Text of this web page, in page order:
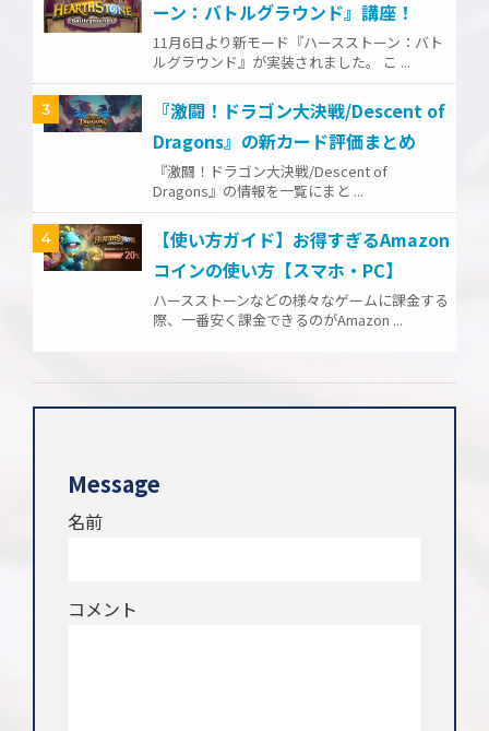
ーン：バトルグラウンド』講座！
11月6日より新モード『ハースストーン：バト
ルグラウンド』が実装されました。 こ ...
3
『激闘！ドラゴン大決戦/Descent of
Dragons』の新カード評価まとめ
『激闘！ドラゴン大決戦/Descent of
Dragons』の情報を一覧にまと ...
4
【使い方ガイド】お得すぎるAmazon
コインの使い方【スマホ・PC】
ハースストーンなどの様々なゲームに課金する
際、一番安く課金できるのがAmazon ...
Message
名前
コメント